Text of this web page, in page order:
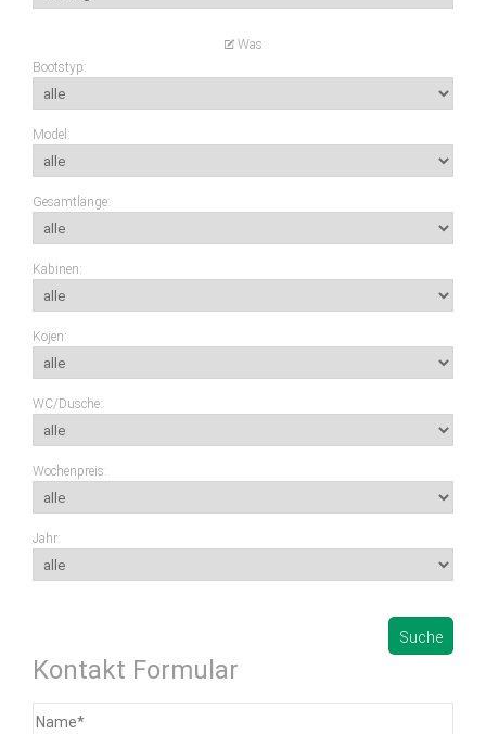
Was
Bootstyp:
Werft:
Model:
Gesamtlänge:
Kabinen:
Kojen:
WC/Dusche:
Wochenpreis:
Jahr:
Kontakt Formular